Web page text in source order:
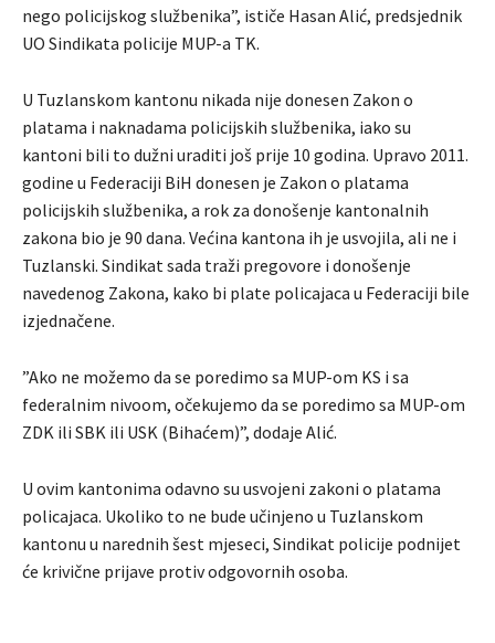
nego policijskog službenika”, ističe Hasan Alić, predsjednik
UO Sindikata policije MUP-a TK.
U Tuzlanskom kantonu nikada nije donesen Zakon o
platama i naknadama policijskih službenika, iako su
kantoni bili to dužni uraditi još prije 10 godina. Upravo 2011.
godine u Federaciji BiH donesen je Zakon o platama
policijskih službenika, a rok za donošenje kantonalnih
zakona bio je 90 dana. Većina kantona ih je usvojila, ali ne i
Tuzlanski. Sindikat sada traži pregovore i donošenje
navedenog Zakona, kako bi plate policajaca u Federaciji bile
izjednačene.
”Ako ne možemo da se poredimo sa MUP-om KS i sa
federalnim nivoom, očekujemo da se poredimo sa MUP-om
ZDK ili SBK ili USK (Bihaćem)”, dodaje Alić.
U ovim kantonima odavno su usvojeni zakoni o platama
policajaca. Ukoliko to ne bude učinjeno u Tuzlanskom
kantonu u narednih šest mjeseci, Sindikat policije podnijet
će krivične prijave protiv odgovornih osoba.